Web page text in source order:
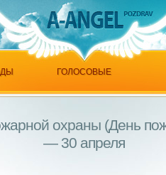
ГОЛОСОВЫЕ
охраны (День
— 30 апреля